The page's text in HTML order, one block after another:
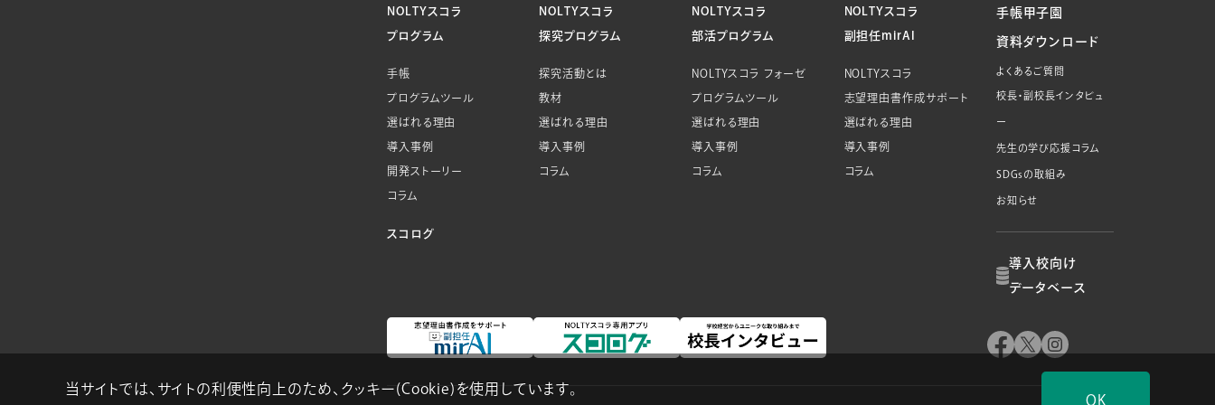
NOLTYスコラ
プログラム
手帳
プログラムツール
選ばれる理由
導入事例
開発ストーリー
コラム
スコログ
NOLTYスコラ
探究プログラム
探究活動とは
教材
選ばれる理由
導入事例
コラム
NOLTYスコラ
部活プログラム
NOLTYスコラ フォーゼ
プログラムツール
選ばれる理由
導入事例
コラム
NOLTYスコラ
副担任mirAI
NOLTYスコラ
志望理由書作成サポート
選ばれる理由
導入事例
コラム
手帳甲子園
資料ダウンロード
よくあるご質問
校長・副校長インタビュ
ー
先生の学び応援コラム
SDGsの取組み
お知らせ
導入校向け
データベース
当サイトでは、サイトの利便性向上のため、クッキー(Cookie)を使用しています。
OK